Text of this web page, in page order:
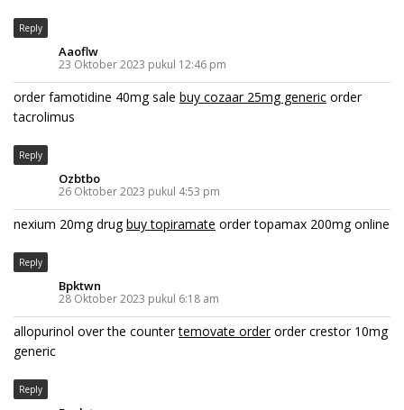
Reply
Aaoflw
23 Oktober 2023 pukul 12:46 pm
order famotidine 40mg sale buy cozaar 25mg generic order
tacrolimus
Reply
Ozbtbo
26 Oktober 2023 pukul 4:53 pm
nexium 20mg drugbuy topiramate order topamax 200mg online
Reply
Bpktwn
28 Oktober 2023 pukul 6:18 am
allopurinol over the countertemovate orderorder crestor 10mg
generic
Reply